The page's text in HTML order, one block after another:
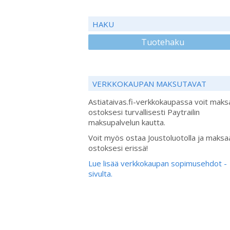
HAKU
Tuotehaku
VERKKOKAUPAN MAKSUTAVAT
Astiataivas.fi-verkkokaupassa voit
ostoksesi turvallisesti Paytrailin
maksupalvelun kautta.
Voit myös ostaa Joustoluotolla ja
ostoksesi erissä!
Lue lisää verkkokaupan sopimusehdot -
sivulta.